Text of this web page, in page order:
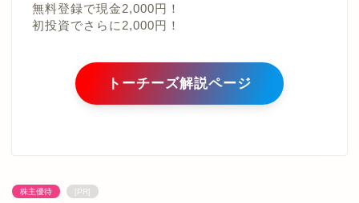
無料登録で現金2,000円！
初投資でさらに2,000円！
トーチーズ解説ページ
株主優待 [PR]